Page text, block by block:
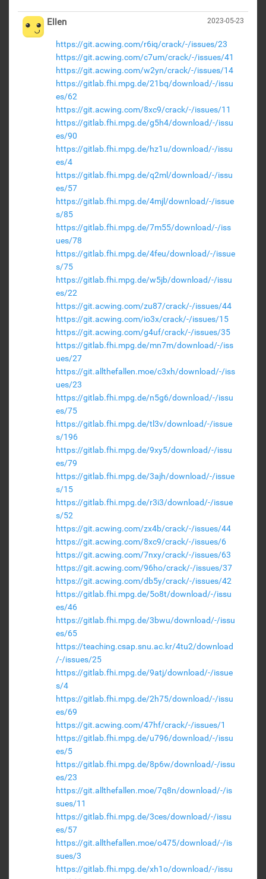
2023-05-23
Ellen
https://git.acwing.com/r6iq/crack/-/issues/23
https://git.acwing.com/c7um/crack/-/issues/41
https://git.acwing.com/w2yn/crack/-/issues/14
https://gitlab.fhi.mpg.de/21bq/download/-/issu
es/62
https://git.acwing.com/8xc9/crack/-/issues/11
https://gitlab.fhi.mpg.de/g5h4/download/-/issu
es/90
https://gitlab.fhi.mpg.de/hz1u/download/-/issu
es/4
https://gitlab.fhi.mpg.de/q2ml/download/-/issu
es/57
https://gitlab.fhi.mpg.de/4mjl/download/-/issue
s/85
https://gitlab.fhi.mpg.de/7m55/download/-/iss
ues/78
https://gitlab.fhi.mpg.de/4feu/download/-/issue
s/75
https://gitlab.fhi.mpg.de/w5jb/download/-/issu
es/22
https://git.acwing.com/zu87/crack/-/issues/44
https://git.acwing.com/io3x/crack/-/issues/15
https://git.acwing.com/g4uf/crack/-/issues/35
https://gitlab.fhi.mpg.de/mn7m/download/-/iss
ues/27
https://git.allthefallen.moe/c3xh/download/-/iss
ues/23
https://gitlab.fhi.mpg.de/n5g6/download/-/issu
es/75
https://gitlab.fhi.mpg.de/tl3v/download/-/issue
s/196
https://gitlab.fhi.mpg.de/9xy5/download/-/issu
es/79
https://gitlab.fhi.mpg.de/3ajh/download/-/issue
s/15
https://gitlab.fhi.mpg.de/r3i3/download/-/issue
s/52
https://git.acwing.com/zx4b/crack/-/issues/44
https://git.acwing.com/8xc9/crack/-/issues/6
https://git.acwing.com/7nxy/crack/-/issues/63
https://git.acwing.com/96ho/crack/-/issues/37
https://git.acwing.com/db5y/crack/-/issues/42
https://gitlab.fhi.mpg.de/5o8t/download/-/issu
es/46
https://gitlab.fhi.mpg.de/3bwu/download/-/issu
es/65
https://teaching.csap.snu.ac.kr/4tu2/download
/-/issues/25
https://gitlab.fhi.mpg.de/9atj/download/-/issue
s/4
https://gitlab.fhi.mpg.de/2h75/download/-/issu
es/69
https://git.acwing.com/47hf/crack/-/issues/1
https://gitlab.fhi.mpg.de/u796/download/-/issu
es/5
https://gitlab.fhi.mpg.de/8p6w/download/-/issu
es/23
https://git.allthefallen.moe/7q8n/download/-/is
sues/11
https://gitlab.fhi.mpg.de/3ces/download/-/issu
es/57
https://git.allthefallen.moe/o475/download/-/is
sues/3
https://gitlab.fhi.mpg.de/xh1o/download/-/issu